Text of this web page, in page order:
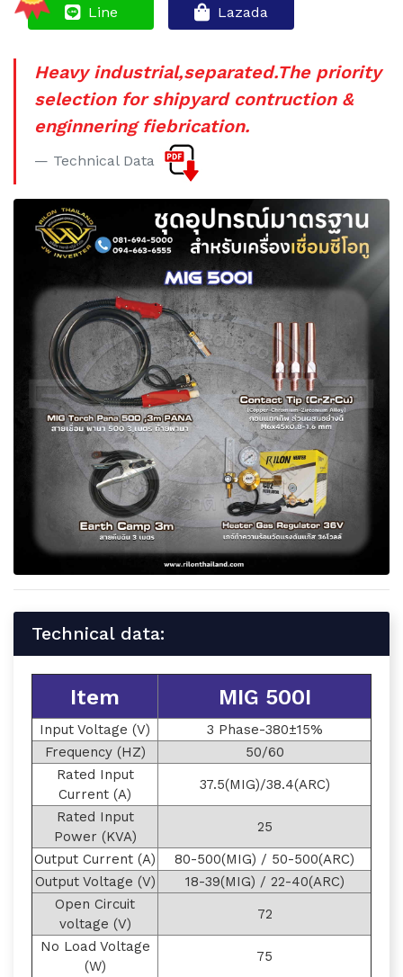
Line Lazada
Heavy industrial,separated.The priority
selection for shipyard contruction &
enginnering fiebrication.
Technical Data
Technical data:
Item MIG 500I
Input Voltage (V)
3 Phase-380±15%
Frequency (HZ)
50/60
Rated Input
Current (A)
37.5(MIG)/38.4(ARC)
Rated Input
Power (KVA)
25
Output Current (A)
80-500(MIG) / 50-500(ARC)
Output Voltage (V)
18-39(MIG) / 22-40(ARC)
Open Circuit
voltage (V)
72
No Load Voltage
(W)
75